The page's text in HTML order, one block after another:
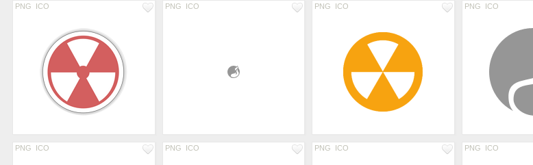
PNG ICO PNG ICO PNG ICO PNG ICO
PNG ICO PNG ICO PNG ICO PNG ICO